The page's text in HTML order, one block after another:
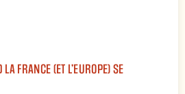
FRANCE (ET L’EUROPE) SE